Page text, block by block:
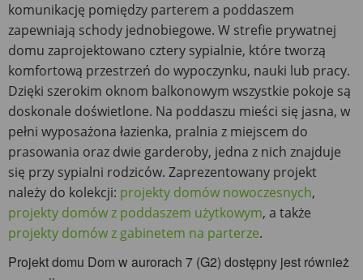
komunikację pomiędzy parterem a poddaszem
zapewniają schody jednobiegowe. W strefie prywatnej
domu zaprojektowano cztery sypialnie, które tworzą
komfortową przestrzeń do wypoczynku, nauki lub pracy.
Dzięki szerokim oknom balkonowym wszystkie pokoje są
doskonale doświetlone. Na poddaszu mieści się jasna, w
pełni wyposażona łazienka, pralnia z miejscem do
prasowania oraz dwie garderoby, jedna z nich znajduje
się przy sypialni rodziców. Zaprezentowany projekt
należy do kolekcji: projekty domów nowoczesnych,
projekty domów z poddaszem użytkowym, a także
projekty domów z gabinetem na parterze.
Projekt domu Dom w aurorach 7 (G2) dostępny jest również